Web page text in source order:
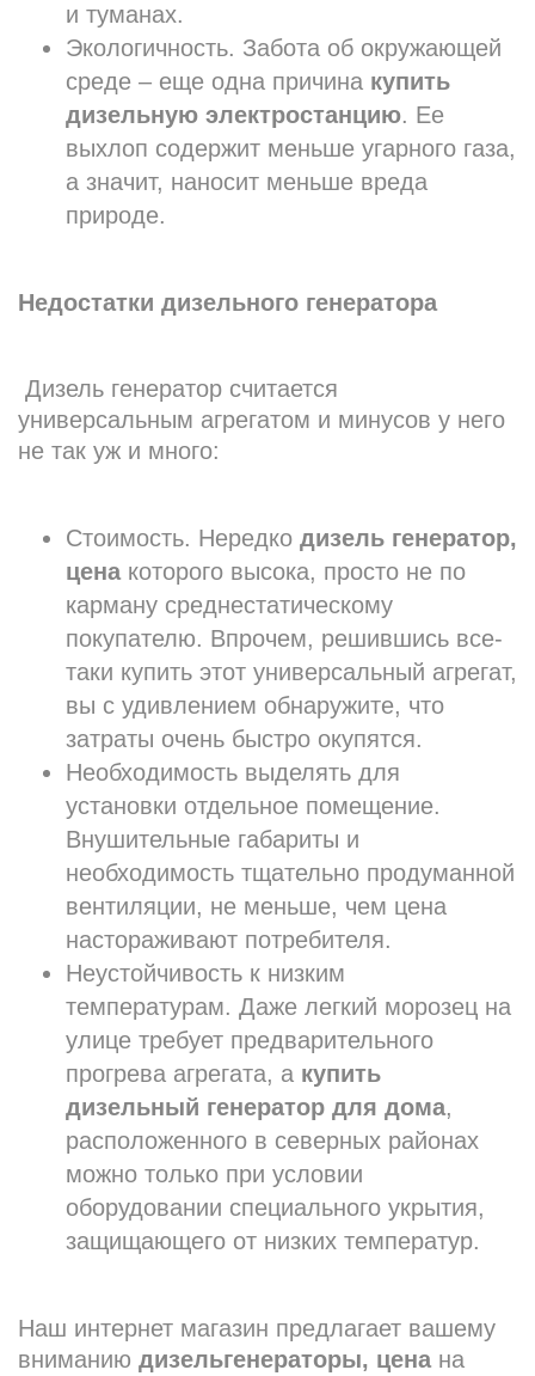
и туманах.
Экологичность. Забота об окружающей
среде – еще одна причина купить
дизельную электростанцию. Ее
выхлоп содержит меньше угарного газа,
а значит, наносит меньше вреда
природе.
Недостатки дизельного генератора
Дизель генератор считается
универсальным агрегатом и минусов у него
не так уж и много:
Стоимость. Нередко дизель генератор,
ценакоторого высока, просто не по
карману среднестатическому
покупателю. Впрочем, решившись все-
таки купить этот универсальный агрегат,
вы с удивлением обнаружите, что
затраты очень быстро окупятся.
Необходимость выделять для
установки отдельное помещение.
Внушительные габариты и
необходимость тщательно продуманной
вентиляции, не меньше, чем цена
настораживают потребителя.
Неустойчивость к низким
температурам. Даже легкий морозец на
улице требует предварительного
прогрева агрегата, а купить
дизельный генератор для дома,
расположенного в северных районах
можно только при условии
оборудовании специального укрытия,
защищающего от низких температур.
Наш интернет магазин предлагает вашему
вниманию дизельгенераторы, ценана